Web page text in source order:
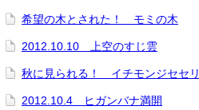
希望の木とされた！ モミの木
2012.10.10 上空のすじ雲
秋に見られる！ イチモンジセセリ
2012.10.4 ヒガンバナ満開